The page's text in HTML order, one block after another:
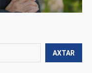
AXTAR